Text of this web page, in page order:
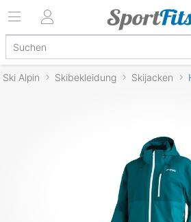
Ski Alpin Skibekleidung Skijacken